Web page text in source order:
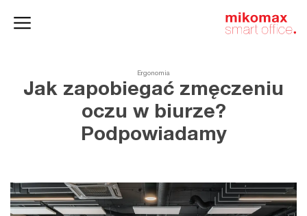
Ergonomia
Jak zapobiegać zmęczeniu
oczu w biurze?
Podpowiadamy